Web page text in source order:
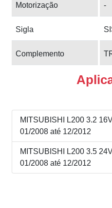
Motorização -
Sigla
Complemento
MITSUBISHI L200 3.2
01/2008 até 12/2012
MITSUBISHI L200 3.5
01/2008 até 12/2012